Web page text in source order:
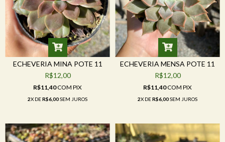
ECHEVERIA MINA POTE 11
R$12,00
R$11,40COM PIX
2X DER$6,00SEM JUROS
ECHEVERIA MENSA POTE 11
R$12,00
R$11,40COM PIX
2X DER$6,00SEM JUROS